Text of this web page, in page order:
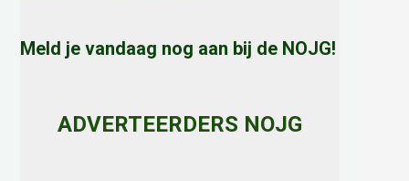
Meld je vandaag nog aan bij de NOJG!
ADVERTEERDERS NOJG